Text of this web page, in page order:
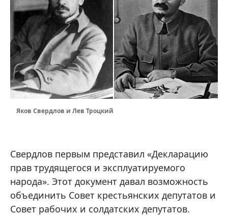
Яков Свердлов и Лев Троцкий
Свердлов первым представил «Декларацию
прав трудящегося и эксплуатируемого
народа». Этот документ давал возможность
объединить Совет крестьянских депутатов и
Совет рабочих и солдатских депутатов.